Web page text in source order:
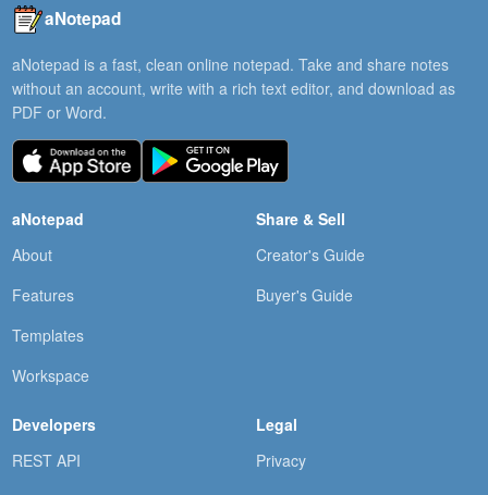
aNotepad
aNotepad is a fast, clean online notepad. Take and share notes
without an account, write with a rich text editor, and download as
PDF or Word.
aNotepad
About
Features
Templates
Workspace
Share & Sell
Creator's Guide
Buyer's Guide
Developers
REST API
Legal
Privacy